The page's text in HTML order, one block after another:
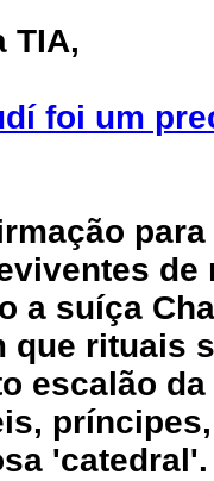
TIA,
foi um
de
a suíça
que rituais
escalão
'catedral'.